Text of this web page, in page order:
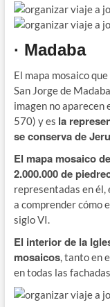
· Madaba
El mapa mosaico
San Jorge de
imagen no aparecen
570) y es la
se conserva de
El mapa mosaico
2.000.000 de
representadas en
a comprender cómo
siglo VI.
El interior de la
mosaicos, tanto en
en todas las